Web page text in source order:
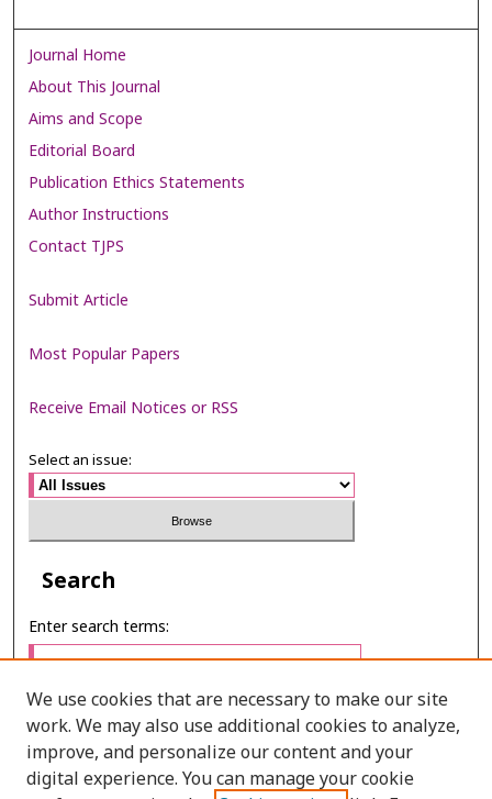
Journal Home
About This Journal
Aims and Scope
Editorial Board
Publication Ethics Statements
Author Instructions
Contact TJPS
Submit Article
Most Popular Papers
Receive Email Notices or RSS
Select an issue:
Search
Enter search terms:
Select context to search:
We use cookies that are necessary to make our site
work. We may also use additional cookies to analyze,
improve, and personalize our content and your
digital experience. You can manage your cookie